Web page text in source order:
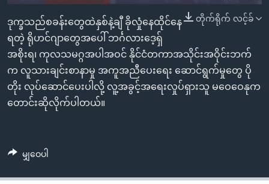
ရှာဖွေ
ရန်
နေရာ
သို့
ကျော်
ရန်
ဘာသာစကားများ တိုက်ရိုက် လင့်ခ်
ဒုက္ခသည်စခန်းတွေထဲနှစ်နဲ့ချီ ခိုလှုံနေထိုင်နေ
ရတဲ့ ရိုဟင်ဂျာတွေအပေါ် ဘင်္ဂလားဒေ့ရှ်
အစိုးရ၊ ကုလသမဂ္ဂအပါအဝင် နိုင်ငံတကာအသိုင်းအဝိုင်းဘက်
က လူသားချင်းစာနာမှု အကူအညီပေးရေး ဆောင်ရွက်မှုတွေ ပို
တိုး လုပ်ဆောင်ပေးပါလို့ လူ့အခွင့်အရေးလှုပ်ရှားသူ မဝေဝေနုက
တောင်းဆိုလိုက်ပါတယ်။
မျှဝေပါ